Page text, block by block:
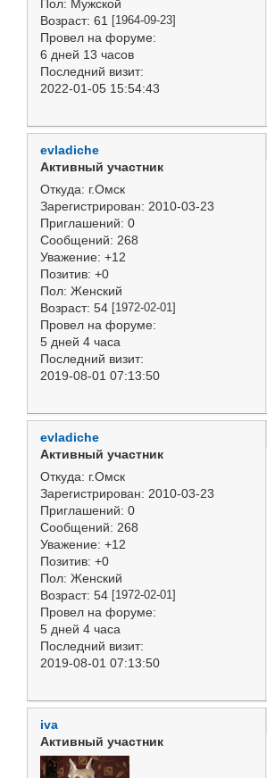
Пол: Мужской
Возраст: 61 [1964-09-23]
Провел на форуме:
6 дней 13 часов
Последний визит:
2022-01-05 15:54:43
evladiche
Активный участник
Откуда: г.Омск
Зарегистрирован: 2010-03-23
Приглашений: 0
Сообщений: 268
Уважение: +12
Позитив: +0
Пол: Женский
Возраст: 54 [1972-02-01]
Провел на форуме:
5 дней 4 часа
Последний визит:
2019-08-01 07:13:50
evladiche
Активный участник
Откуда: г.Омск
Зарегистрирован: 2010-03-23
Приглашений: 0
Сообщений: 268
Уважение: +12
Позитив: +0
Пол: Женский
Возраст: 54 [1972-02-01]
Провел на форуме:
5 дней 4 часа
Последний визит:
2019-08-01 07:13:50
iva
Активный участник